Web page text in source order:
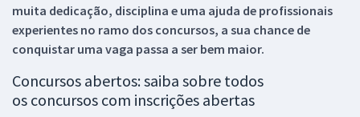
muita dedicação, disciplina e uma ajuda de profissionais
experientes no ramo dos concursos, a sua chance de
conquistar uma vaga passa a ser bem maior.
Concursos abertos: saiba sobre todos
os concursos com inscrições abertas